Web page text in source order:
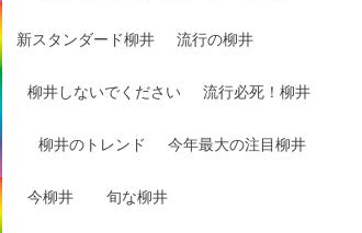
新スタンダード柳井 流行の柳井
柳井しないでください 流行必死！柳井
柳井のトレンド 今年最大の注目柳井
今柳井 旬な柳井